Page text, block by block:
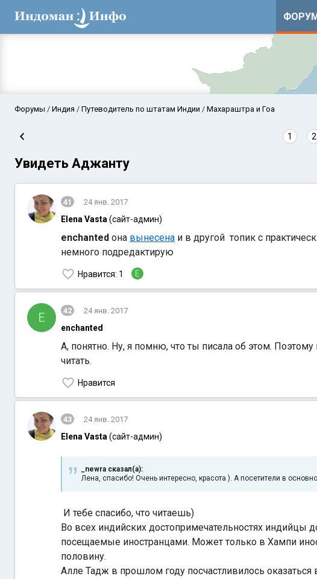
Аравийское море
Форумы Индия Путеводитель по штатам Индии Махараштра и Гоа
1 2
Увидеть Аджанту
41 24 янв. 2017
Elena Vasta (сайт-админ)
enchanted она вынесена и в другой топик с
немного подредактирую
Нравится: 1 E
E 42 24 янв. 2017
enchanted
А, понятно. Ну, я помню, что ты писала об этом.
читать.
Нравится
43 24 янв. 2017
Elena Vasta (сайт-админ)
_newra сказал(а):
Лена, спасибо! Очень интересно, красота ). А посетители в
И тебе спасибо, что читаешь)
Во всех индийских достопримечательностях
посещаемые иностранцами. Может только в Хампи
половину.
Алле Тадж в прошлом году посчастливилось